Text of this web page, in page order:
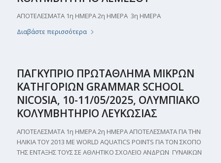
ΑΠΟΤΕΛΕΣΜΑΤΑ 1η ΗΜΕΡΑ 2η ΗΜΕΡΑ 3η ΗΜΕΡΑ
Διαβάστε περισσότερα
ΠΑΓΚΥΠΡΙΟ ΠΡΩΤΑΘΛΗΜΑ ΜΙΚΡΩΝ
ΚΑΤΗΓΟΡΙΩΝ GRAMMAR SCHOOL
NICOSIA, 10-11/05/2025, ΟΛΥΜΠΙΑΚΟ
ΚΟΛΥΜΒΗΤΗΡΙΟ ΛΕΥΚΩΣΙΑΣ
ΑΠΟΤΕΛΕΣΜΑΤΑ 1η ΗΜΕΡΑ 2η ΗΜΕΡΑ ΑΠΟΤΕΛΕΣΜΑΤΑ ΓΙΑ ΤΗΝ
ΗΛΙΚΙΑ ΤΟΥ 2013 ΜΕ WORLD AQUATICS POINTS ΓΙΑ ΤΟΝ ΣΚΟΠΟ
ΤΗΣ ΕΝΤΑΞΗΣ ΤΟΥΣ ΣΕ ΑΘΛΗΤΙΚΟ ΣΧΟΛΕΙΟ ΑΝΔΡΩΝ ΓΥΝΑΙΚΩΝ